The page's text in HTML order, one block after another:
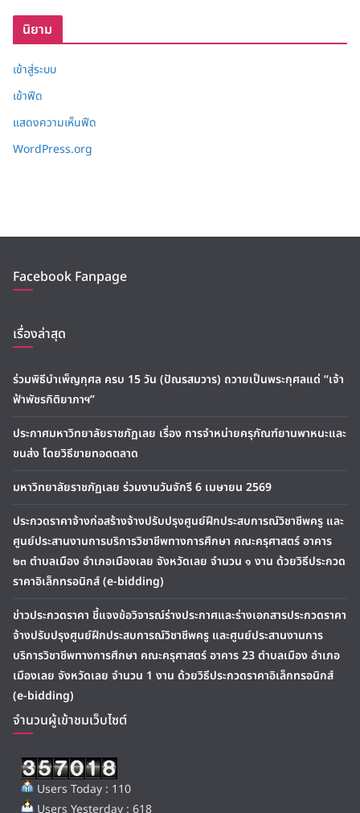
นิยาม
เข้าสู่ระบบ
เข้าฟีด
แสดงความเห็นฟีด
WordPress.org
Facebook Fanpage
เรื่องล่าสุด
ร่วมพิธีบำเพ็ญกุศล ครบ 15 วัน (ปัณรสมวาร) ถวายเป็นพระกุศลแด่ “เจ้า
ฟ้าพัชรกิติยาภาฯ”
ประกาศมหาวิทยาลัยราชภัฏเลย เรื่อง การจำหน่ายครุภัณฑ์ยานพาหนะและ
ขนส่ง โดยวิธีขายทอดตลาด
มหาวิทยาลัยราชภัฏเลย ร่วมงานวันจักรี 6 เมษายน 2569
ประกวดราคาจ้างก่อสร้างจ้างปรับปรุงศูนย์ฝึกประสบการณ์วิชาชีพครู และ
ศูนย์ประสานงานการบริการวิชาชีพทางการศึกษา คณะครุศาสตร์ อาคาร
๒๓ ตำบลเมือง อำเภอเมืองเลย จังหวัดเลย จำนวน ๑ งาน ด้วยวิธีประกวด
ราคาอิเล็กทรอนิกส์ (e-bidding)
ข่าวประกวดราคา ชี้แจงข้อวิจารณ์ร่างประกาศและร่างเอกสารประกวดราคา
จ้างปรับปรุงศูนย์ฝึกประสบการณ์วิชาชีพครู และศูนย์ประสานงานการ
บริการวิชาชีพทางการศึกษา คณะครุศาสตร์ อาคาร 23 ตำบลเมือง อำเภอ
เมืองเลย จังหวัดเลย จำนวน 1 งาน ด้วยวิธีประกวดราคาอิเล็กทรอนิกส์
(e-bidding)
จำนวนผู้เข้าชมเว็บไซต์
Users Today : 110
Users Yesterday : 618